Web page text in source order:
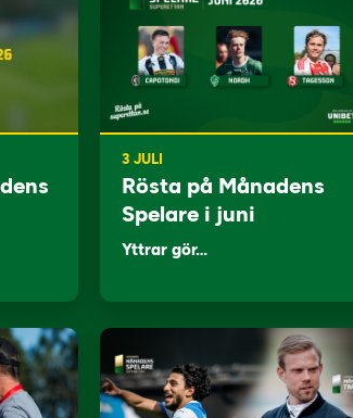
3 JULI
Rösta på Månadens
Spelare i juni
Yttrar gör…